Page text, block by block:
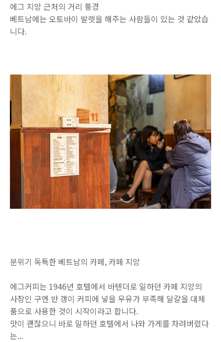
에그 지앙 근처의 거리 풍경
베트남에는 오토바이 발렛을 해주는 사람들이 있는 것 같았습
니다.
분위기 독특한 베트남의 카페, 카페 지앙
에그커피는 1946년 호텔에서 바텐더로 일하던 카페 지앙의
사장인 구엔 반 갱이 커피에 넣을 우유가 부족해 달걀을 대체
품으로 사용한 것이 시작이라고 합니다.
맛이 괜찮으니 바로 일하던 호텔에서 나와 가게를 차려버렸다
는...